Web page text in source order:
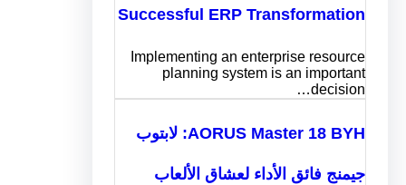
Successful ERP Transformation
Implementing an enterprise resource
planning system is an important
decision…
AORUS Master 18 BYH: لابتوب
جيمنج فائق الأداء لعشاق الألعاب